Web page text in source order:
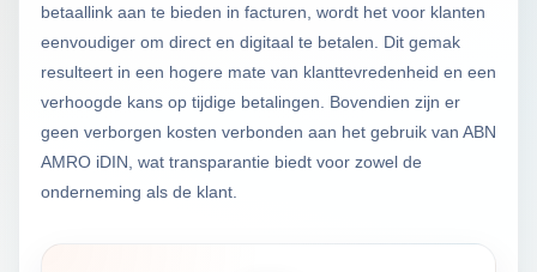
betaallink aan te bieden in facturen, wordt het voor klanten
eenvoudiger om direct en digitaal te betalen. Dit gemak
resulteert in een hogere mate van klanttevredenheid en een
verhoogde kans op tijdige betalingen. Bovendien zijn er
geen verborgen kosten verbonden aan het gebruik van ABN
AMRO iDIN, wat transparantie biedt voor zowel de
onderneming als de klant.